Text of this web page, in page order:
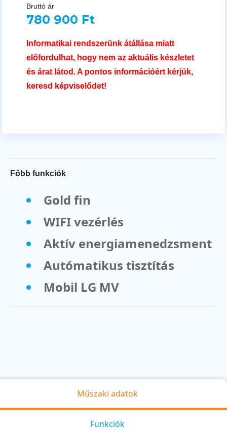
Bruttó ár
780 900 Ft
Informatikai rendszerünk átállása miatt
előfordulhat, hogy nem az aktuális készletet
és árat látod. A pontos információért kérjük,
keresd képviselődet!
Főbb funkciók
Gold fin
WIFI vezérlés
Aktív energiamenedzsment
Autómatikus tisztítás
Mobil LG MV
Műszaki adatok
Funkciók